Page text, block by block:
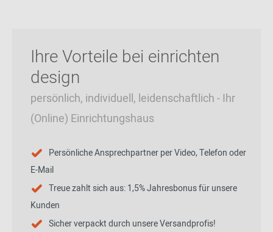
Ihre Vorteile bei einrichten
design
persönlich, individuell, leidenschaftlich - Ihr
(Online) Einrichtungshaus
Persönliche Ansprechpartner per Video, Telefon oder
E-Mail
Treue zahlt sich aus: 1,5% Jahresbonus für unsere
Kunden
Sicher verpackt durch unsere Versandprofis!